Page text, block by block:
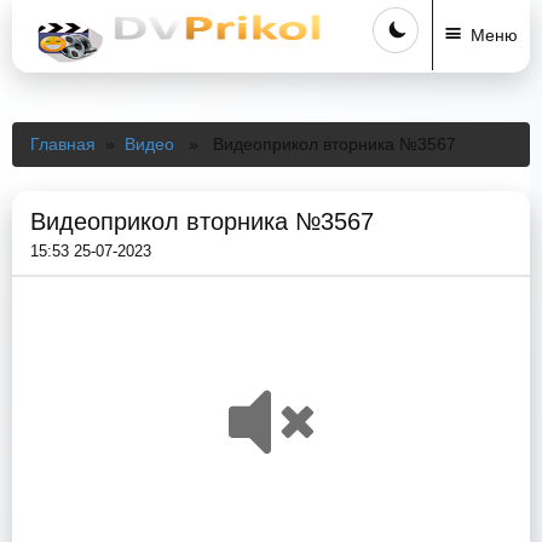
Меню
Главная » Видео » Видеоприкол вторника №3567
Видеоприкол вторника №3567
15:53 25-07-2023